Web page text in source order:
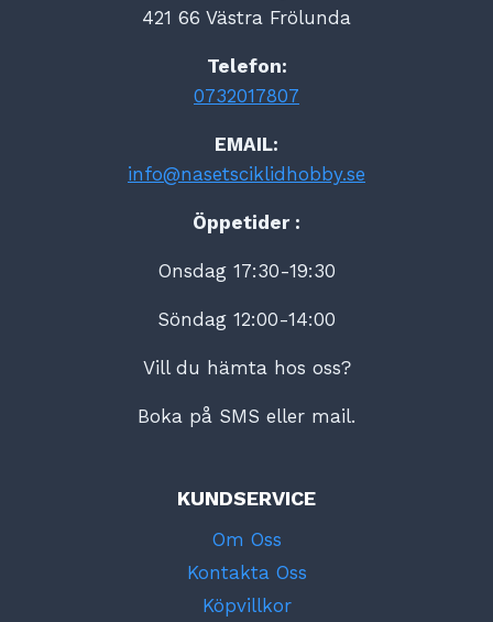
421 66 Västra Frölunda
Telefon:
0732017807
EMAIL:
info@nasetsciklidhobby.se
Öppetider :
Onsdag 17:30-19:30
Söndag 12:00-14:00
Vill du hämta hos oss?
Boka på SMS eller mail.
KUNDSERVICE
Om Oss
Kontakta Oss
Köpvillkor